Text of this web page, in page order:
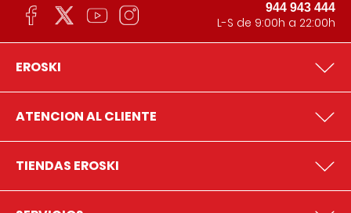
944 943 444
L-S de 9:00h a 22:00h
EROSKI
ATENCION AL CLIENTE
TIENDAS EROSKI